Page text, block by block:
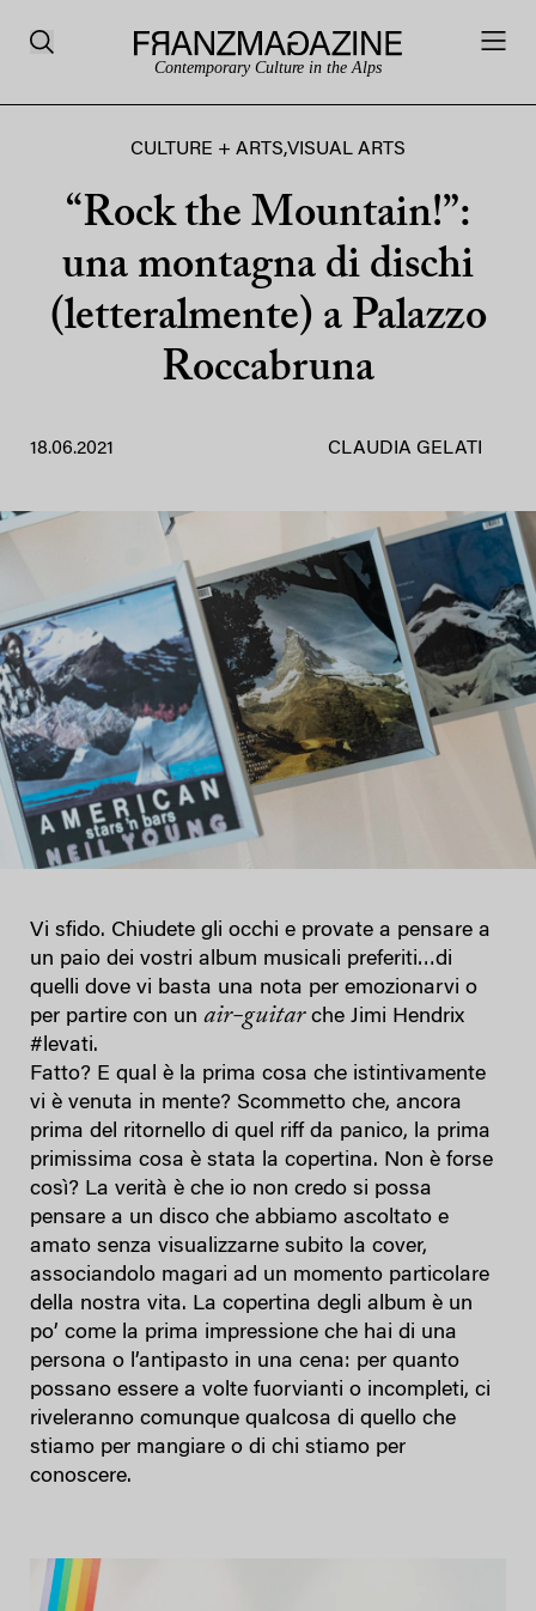
Contemporary Culture in the Alps
CULTURE + ARTS,VISUAL ARTS
“Rock the Mountain!”:
una montagna di dischi
(letteralmente) a Palazzo
Roccabruna
18.06.2021 CLAUDIA GELATI
Vi sfido. Chiudete gli occhi e provate a pensare a
un paio dei vostri album musicali preferiti…di
quelli dove vi basta una nota per emozionarvi o
per partire con un air-guitarche Jimi Hendrix
#levati.
Fatto? E qual è la prima cosa che istintivamente
vi è venuta in mente? Scommetto che, ancora
prima del ritornello di quel riff da panico, la prima
primissima cosa è stata la copertina. Non è forse
così? La verità è che io non credo si possa
pensare a un disco che abbiamo ascoltato e
amato senza visualizzarne subito la cover,
associandolo magari ad un momento particolare
della nostra vita. La copertina degli album è un
po’ come la prima impressione che hai di una
persona o l’antipasto in una cena: per quanto
possano essere a volte fuorvianti o incompleti, ci
riveleranno comunque qualcosa di quello che
stiamo per mangiare o di chi stiamo per
conoscere.